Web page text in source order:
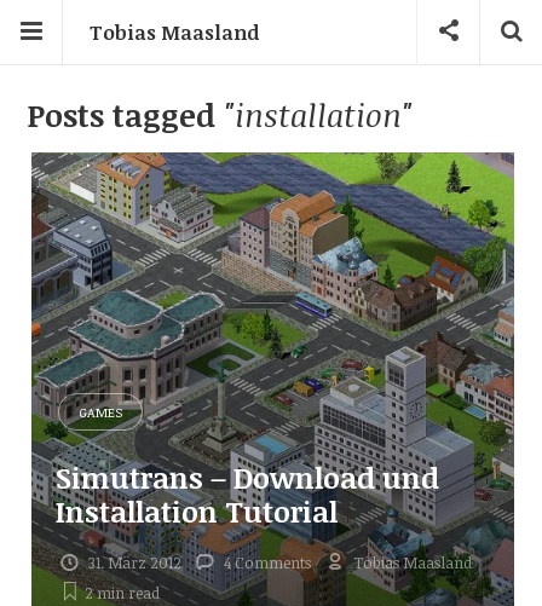
Tobias Maasland
Posts tagged "installation"
GAMES
Simutrans – Download und
Installation Tutorial
31. März 2012 4 Comments
Tobias Maasland
2 minread